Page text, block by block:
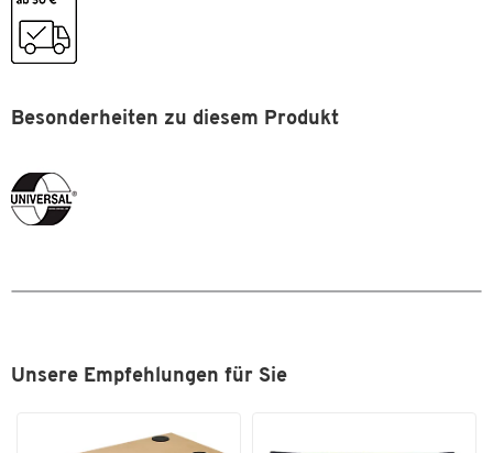
Maße
Besonderheiten zu diesem Produkt
Unsere Empfehlungen für Sie